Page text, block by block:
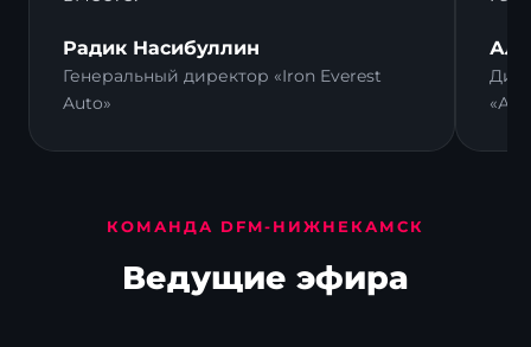
Радик Насибуллин
Генеральный директор «Iron Everest
Auto»
КОМАНДА DFM-НИЖНЕКАМСК
Ведущие эфира